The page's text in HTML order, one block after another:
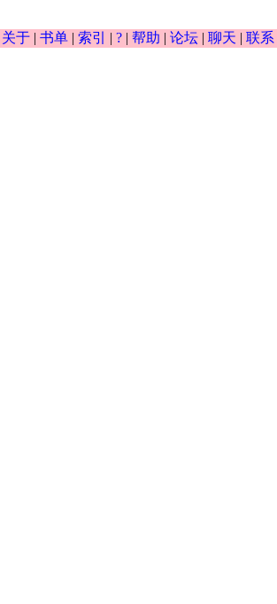
关于 | 书单 | 索引 | ? | 帮助 | 论坛 | 聊天 | 联系